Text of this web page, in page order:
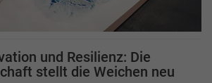
und Resilienz: Die
stellt die Weichen neu